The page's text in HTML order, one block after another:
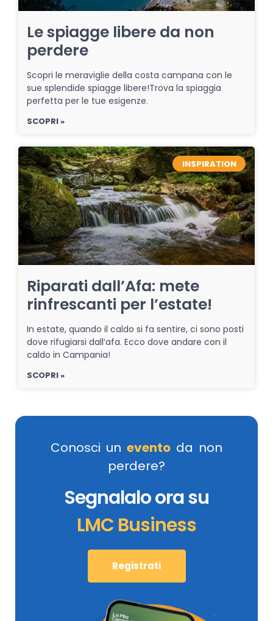
Le spiagge libere da non
perdere
Scopri le meraviglie della costa campana con le
sue splendide spiagge libere!Trova la spiaggia
perfetta per le tue esigenze.
SCOPRI »
INSPIRATION
Riparati dall’Afa: mete
rinfrescanti per l’estate!
In estate, quando il caldo si fa sentire, ci sono posti
dove rifugiarsi dall’afa. Ecco dove andare con il
caldo in Campania!
SCOPRI »
Conosci un evento da non
perdere?
Segnalalo ora su
LMC Business
Registrati